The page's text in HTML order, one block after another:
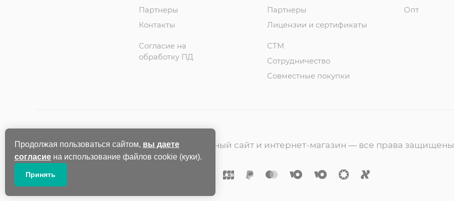
Партнеры
Контакты
Согласие на
обработку ПД
Партнеры
Лицензии и сертификаты
СТМ
Сотрудничество
Совместные покупки
Опт
2009-2026 © «Smart Textile» — официальный сайт и интернет-магазин — все права защищены
Продолжая пользоваться сайтом, вы даете
согласиена использование файлов cookie (куки).
Принять